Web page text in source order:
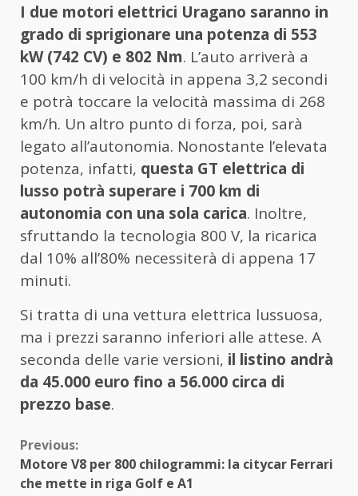
I due motori elettrici Uragano saranno in
grado di sprigionare una potenza di 553
kW (742 CV) e 802 Nm. L’auto arriverà a
100 km/h di velocità in appena 3,2 secondi
e potrà toccare la velocità massima di 268
km/h. Un altro punto di forza, poi, sarà
legato all’autonomia. Nonostante l’elevata
potenza, infatti, questa GT elettrica di
lusso potrà superare i 700 km di
autonomia con una sola carica. Inoltre,
sfruttando la tecnologia 800 V, la ricarica
dal 10% all’80% necessiterà di appena 17
minuti.
Si tratta di una vettura elettrica lussuosa,
ma i prezzi saranno inferiori alle attese. A
seconda delle varie versioni, il listino andrà
da 45.000 euro fino a 56.000 circa di
prezzo base.
Continue
Reading
Previous:
Motore V8 per 800 chilogrammi: la citycar Ferrari
che mette in riga Golf e A1